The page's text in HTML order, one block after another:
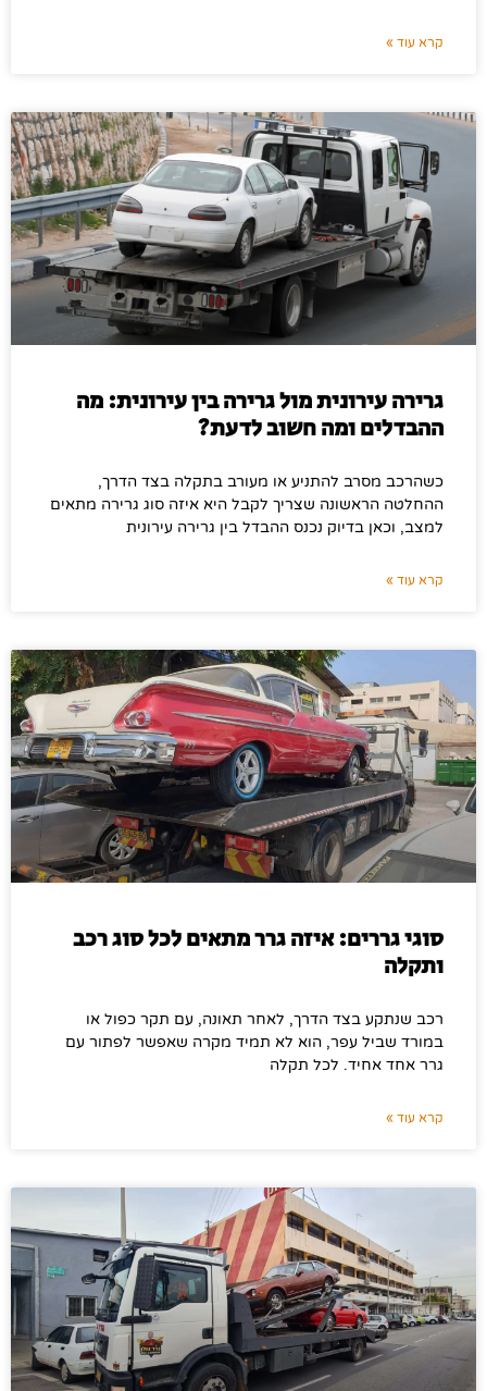
קרא עוד »
גרירה עירונית מול גרירה בין עירונית: מה
ההבדלים ומה חשוב לדעת?
כשהרכב מסרב להתניע או מעורב בתקלה בצד הדרך,
ההחלטה הראשונה שצריך לקבל היא איזה סוג גרירה מתאים
למצב, וכאן בדיוק נכנס ההבדל בין גרירה עירונית
קרא עוד »
סוגי גררים: איזה גרר מתאים לכל סוג רכב
ותקלה
רכב שנתקע בצד הדרך, לאחר תאונה, עם תקר כפול או
במורד שביל עפר, הוא לא תמיד מקרה שאפשר לפתור עם
גרר אחד אחיד. לכל תקלה
קרא עוד »